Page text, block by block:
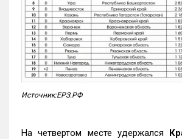
Источник:ЕРЗ.РФ
На четвертом месте удержался